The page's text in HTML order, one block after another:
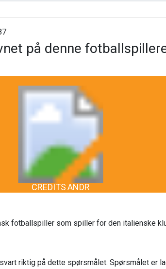
på denne
CREDITS ANDR
fotballspiller som spiller for den italienske
riktig på dette spørsmålet. Spørsmålet er